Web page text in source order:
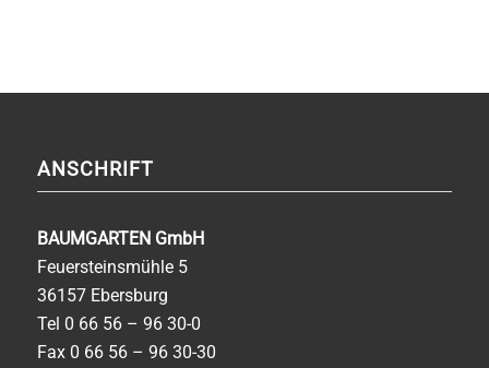
ANSCHRIFT
BAUMGARTEN GmbH
Feuersteinsmühle 5
36157 Ebersburg
Tel 0 66 56 – 96 30-0
Fax 0 66 56 – 96 30-30